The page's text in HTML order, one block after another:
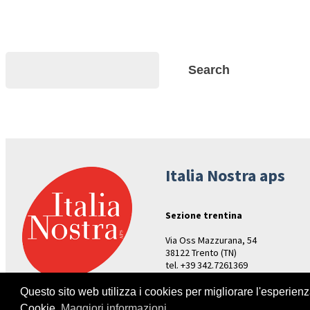
Search
Italia Nostra aps
Sezione trentina
Via Oss Mazzurana, 54
38122 Trento (TN)
tel. +39 342.7261369
Questo sito web utilizza i cookies per migliorare